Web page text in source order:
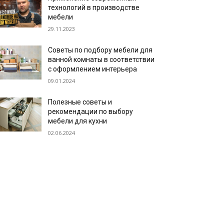
технологий в производстве
мебели
29.11.2023
Советы по подбору мебели для
ванной комнаты в соответствии
с оформлением интерьера
09.01.2024
Полезные советы и
рекомендации по выбору
мебели для кухни
02.06.2024